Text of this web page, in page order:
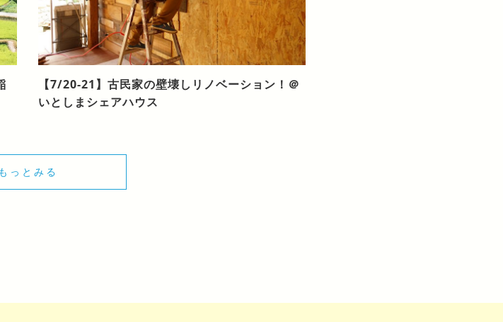
【7/20-21】古民家の壁壊しリノベーション！＠
いとしまシェアハウス
もっとみる